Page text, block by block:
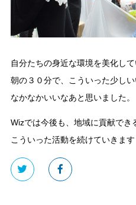
自分たちの身近な環境を美化して
朝の３０分で、こういった少しい
なかなかいいなあと思いました。
Wizでは今後も、地域に貢献でき
こういった活動を続けていきます